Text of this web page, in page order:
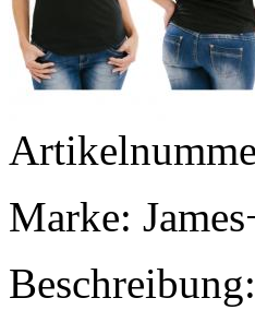
Marke:
Beschreibung: